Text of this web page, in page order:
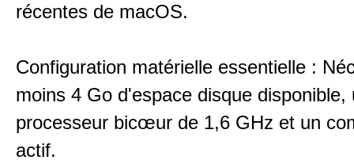
récentes de macOS.
Configuration matérielle essentielle :
moins 4 Go d'espace disque disponible,
processeur bicœur de 1,6 GHz et un
actif.